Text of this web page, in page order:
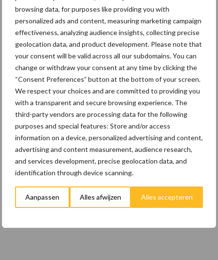
browsing data, for purposes like providing you with
personalized ads and content, measuring marketing campaign
effectiveness, analyzing audience insights, collecting precise
geolocation data, and product development. Please note that
your consent will be valid across all our subdomains. You can
change or withdraw your consent at any time by clicking the
“Consent Preferences” button at the bottom of your screen.
We respect your choices and are committed to providing you
with a transparent and secure browsing experience. The
third-party vendors are processing data for the following
purposes and special features: Store and/or access
information on a device, personalized advertising and content,
advertising and content measurement, audience research,
and services development, precise geolocation data, and
identification through device scanning.
Aanpassen Alles afwijzen Alles accepteren
stroomnet
23 dec
EU-pluimveesector groeit door,
maar tempo vlakt af
Kwaliteit als wapen tegen
internationale handelsdruk in de
22 dec
BoerenPerspectief en Erfcoaching
Overijssel: ondersteuning bij grote
keuzes
Toon meer